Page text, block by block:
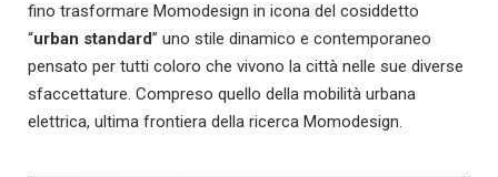
fino trasformare Momodesign in icona del cosiddetto
“urban standard” uno stile dinamico e contemporaneo
pensato per tutti coloro che vivono la città nelle sue diverse
sfaccettature. Compreso quello della mobilità urbana
elettrica, ultima frontiera della ricerca Momodesign.